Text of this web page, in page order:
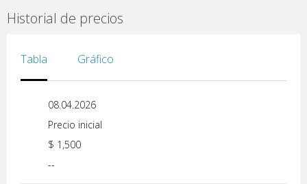
Historial de precios
Tabla Gráfico
08.04.2026
Precio inicial
$ 1,500
--